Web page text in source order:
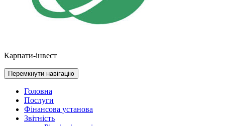
Карпати-інвест
Перемкнути навігацію
Головна
Послуги
Фінансова установа
Звітність